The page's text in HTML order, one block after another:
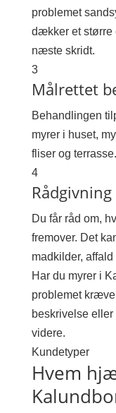
problemet
dækker et større
næste skridt.
3
Målrettet
Behandlingen
myrer i huset,
fliser og terrasse.
4
Du får råd om,
fremover. Det
madkilder,
Har du myrer i
problemet
beskrivelse
videre.
Kundetyper
Hvem